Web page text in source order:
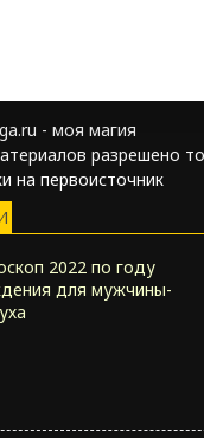
- моя магия
разрешено
на первоисточник
2022 по году
для мужчины-